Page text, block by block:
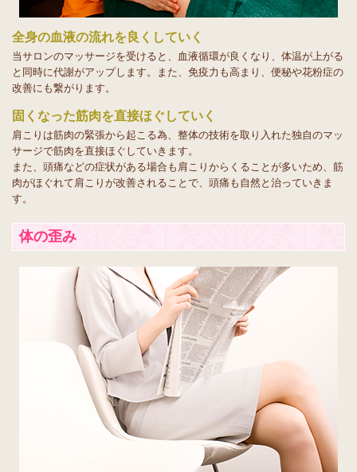
全身の血液の流れを良くしていく
当サロンのマッサージを受けると、血液循環が良くなり、体温が上がる
と同時に代謝がアップします。また、免疫力も高まり、便秘や花粉症の
改善にも繋がります。
固くなった筋肉を直接ほぐしていく
肩こりは筋肉の緊張から起こる為、整体の技術を取り入れた独自のマッ
サージで筋肉を直接ほぐしていきます。
また、頭痛などの症状がある場合も肩こりからくることが多いため、筋
肉がほぐれて肩こりが改善されることで、頭痛も自然と治っていきま
す。
体の歪み